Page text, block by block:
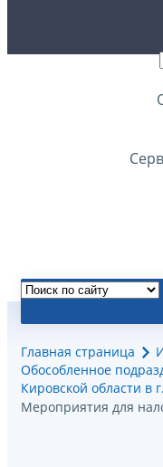
Главная страница
Обособленное
Кировской области в
Мероприятия для